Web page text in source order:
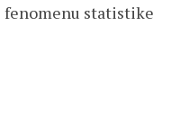
fenomenu statistike